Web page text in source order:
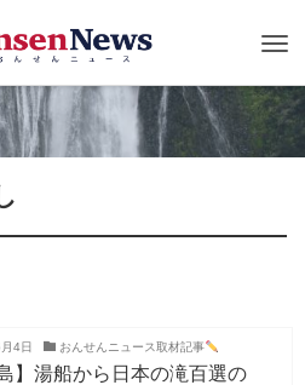
4日 おんせんニュース取材記事
】湯船から日本の滝百選の